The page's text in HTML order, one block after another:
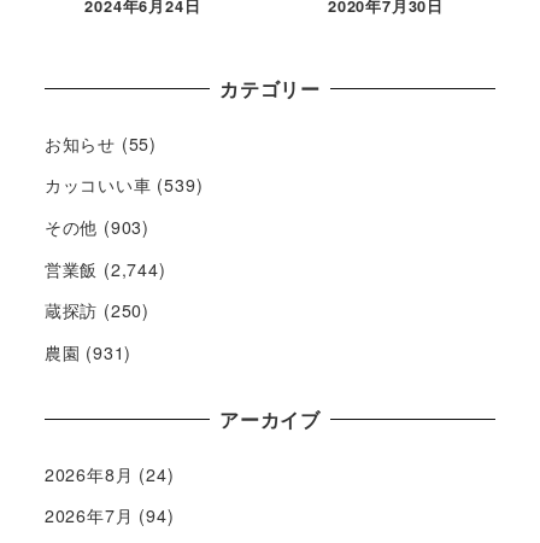
2024年6月24日 2020年7月30日
カテゴリー
お知らせ (55)
カッコいい車 (539)
その他 (903)
営業飯 (2,744)
蔵探訪 (250)
農園 (931)
アーカイブ
2026年8月 (24)
2026年7月 (94)